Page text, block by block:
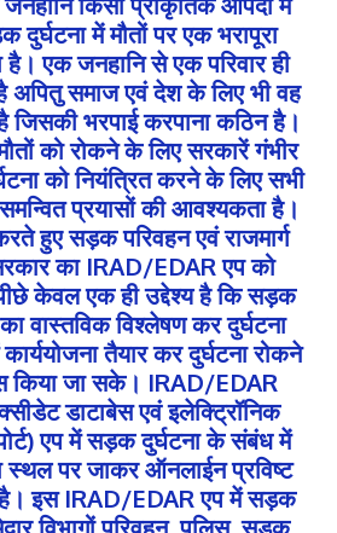
दुर्घटना में मौतों पर एक भरापूरा
है। एक जनहानि से एक परिवार ही
है अपितु समाज एवं देश के लिए भी वह
जिसकी भरपाई करपाना कठिन है।
को रोकने के लिए सरकारें गंभीर
को नियंत्रित करने के लिए सभी
समन्वित प्रयासों की आवश्यकता है।
हुए सड़क परिवहन एवं राजमार्ग
का IRAD/EDAR एप को
केवल एक ही उद्देश्य है कि सड़क
वास्तविक विश्लेषण कर दुर्घटना
तैयार कर दुर्घटना रोकने
किया जा सके। IRAD/EDAR
डाटाबेस एवं इलेक्ट्रिॉनिक
एप में सड़क दुर्घटना के संबंध में
स्थल पर जाकर ऑनलाईन प्रविष्ट
है। इस IRAD/EDAR एप में सड़क